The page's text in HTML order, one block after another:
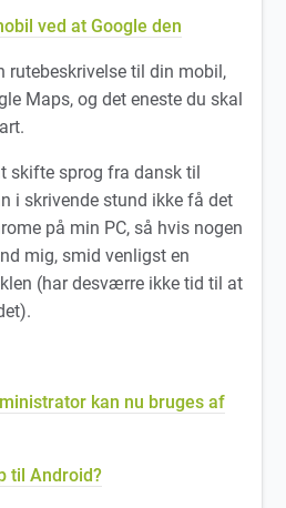
ved at Google den
rutebeskrivelse til din mobil,
Maps, og det eneste du skal
skifte sprog fra dansk til
i skrivende stund ikke få det
på min PC, så hvis nogen
mig, smid venligst en
(har desværre ikke tid til at
kan nu bruges af
til Android?